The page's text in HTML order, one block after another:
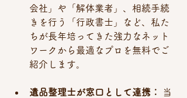
会社」や「解体業者」、相続手続
きを行う「行政書士」など、私た
ちが長年培ってきた強力なネット
ワークから最適なプロを無料でご
紹介します。
遺品整理士が窓口として連携：
当